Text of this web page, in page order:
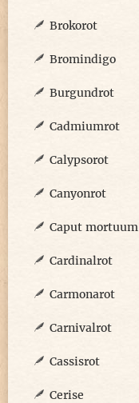
Brokorot
Bromindigo
Burgundrot
Cadmiumrot
Calypsorot
Canyonrot
Caput mortuum
Cardinalrot
Carmonarot
Carnivalrot
Cassisrot
Cerise